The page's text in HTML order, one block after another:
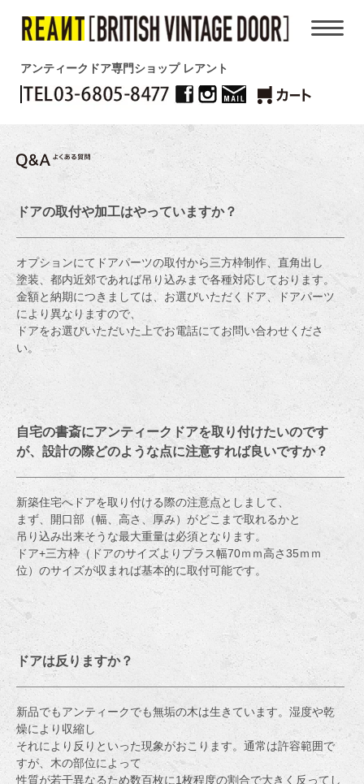
アンティークドア専門ショップ レアント
ドアの取付や加工はやっていますか？
オプションにてドアパーツの取付から三方枠制作、直角出し
塗装、都内近郊であれば吊り込みまで各種対応しております。
金額と納期につきましては、お選びいただくドア、ドアパーツ
により異なりますので、
ドアをお選びいただいた上でお電話にてお問い合わせくださ
い。
自宅の書斎にアンティークドアを取り付けたいのです
が、設計の際どのような点に注意すれば良いですか？
新築住宅へドアを取り付ける際の注意点としまして、
まず、開口部（幅、高さ、厚み）がどこまで取れるかと
吊り込み出来そうな最大重量は必須となります。
ドア+三方枠（ドアのサイズよりプラス幅70ｍｍ高さ35ｍｍ
位）のサイズが収まれば基本的に取付可能です。
ドアは反りますか？
新品でもアンティークでも無垢の木は生きています。湿度や乾
燥により収縮し
それにより反りといった現象がおこります。通常は許容範囲で
すが、木の部位によって
性質が若干異なるため数百枚に1枚程度の割合で大きく反ってし